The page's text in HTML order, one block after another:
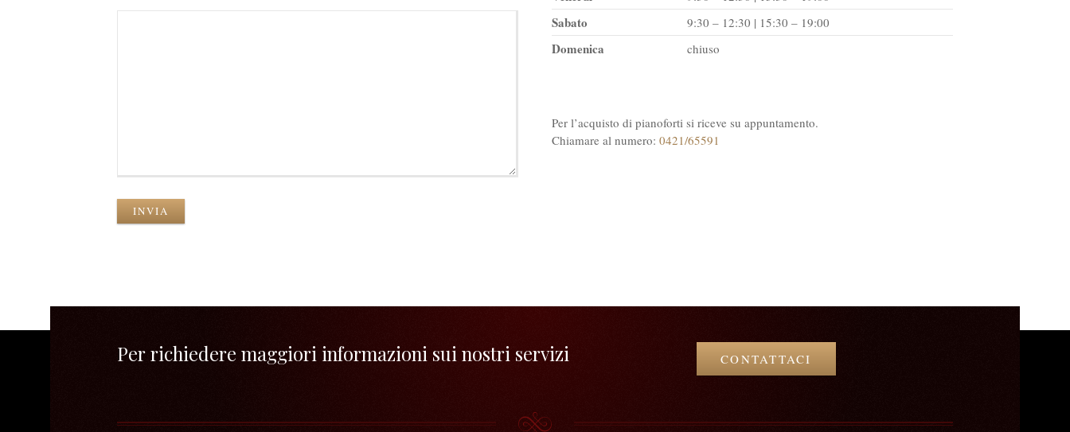
INVIA
Sabato 9:30 – 12:30 | 15:30 – 19:00
Domenica chiuso
Per l’acquisto di pianoforti si riceve su appuntamento.
Chiamare al numero: 0421/65591
Per richiedere maggiori informazioni sui nostri servizi CONTATTACI